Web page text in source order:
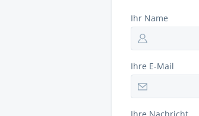
Ihr Name
Ihre E-Mail